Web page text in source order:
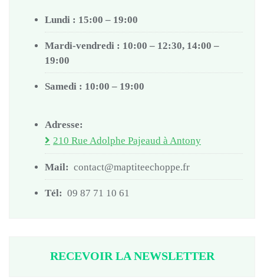
Lundi : 15:00 – 19:00
Mardi-vendredi : 10:00 – 12:30, 14:00 –
19:00
Samedi : 10:00 – 19:00
Adresse:
210 Rue Adolphe Pajeaud à Antony
Mail: contact@maptiteechoppe.fr
Tél: 09 87 71 10 61
RECEVOIR LA NEWSLETTER